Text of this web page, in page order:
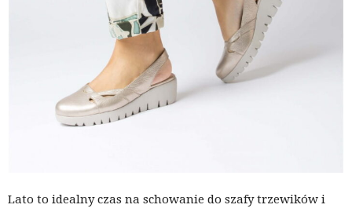
Lato to idealny czas na schowanie do szafy trzewików i